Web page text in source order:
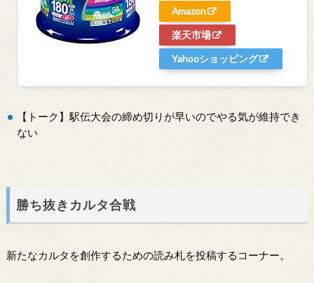
Amazon
楽天市場
Yahooショッピング
【トーク】駅伝大会の締め切りが早いのでやる気が維持でき
ない
勝ち抜きカルタ合戦
新たなカルタを創作するための読み札を投稿するコーナー。